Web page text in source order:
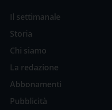
Il settimanale
Storia
Chi siamo
La redazione
Abbonamenti
Pubblicità